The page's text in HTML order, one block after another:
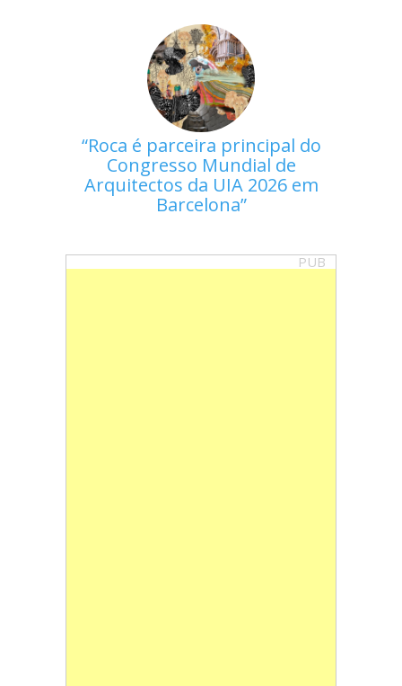
Roca é parceira principal do
Congresso Mundial de
Arquitectos da UIA 2026 em
Barcelona
PUB